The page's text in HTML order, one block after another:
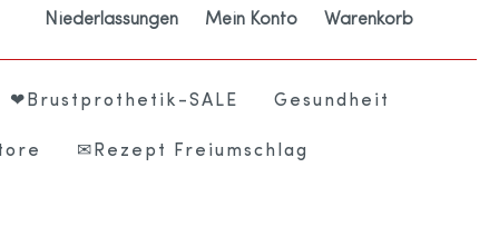
Niederlassungen Mein Konto Warenkorb
❤Brustprothetik-SALE Gesundheit
✉Rezept Freiumschlag